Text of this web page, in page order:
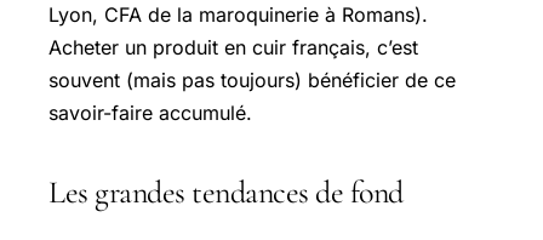
Lyon, CFA de la maroquinerie à Romans).
Acheter un produit en cuir français, c’est
souvent (mais pas toujours) bénéficier de ce
savoir-faire accumulé.
Les grandes tendances de fond